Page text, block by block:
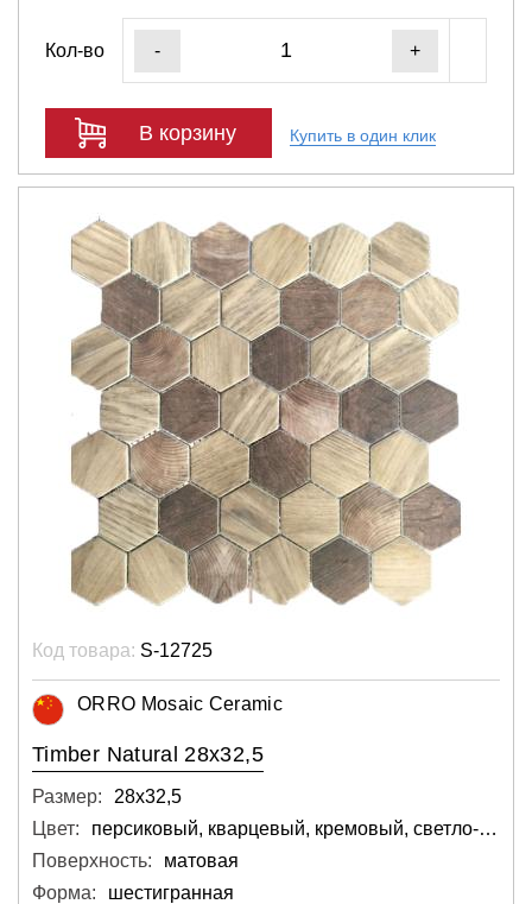
Кол-во - +
В корзину Купить в один клик
Код товара: S-12725
ORRO Mosaic Ceramic
Timber Natural 28x32,5
Размер:
28х32,5
Цвет:
персиковый, кварцевый, кремовый, светло-серый
Поверхность:
матовая
Форма:
шестигранная